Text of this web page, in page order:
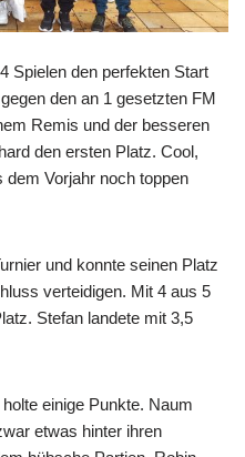
Spielen den perfekten Start
den an 1 gesetzten FM
Remis und der besseren
den ersten Platz. Cool,
Vorjahr noch toppen
und konnte seinen Platz
verteidigen. Mit 4 aus 5
Stefan landete mit 3,5
einige Punkte. Naum
etwas hinter ihren